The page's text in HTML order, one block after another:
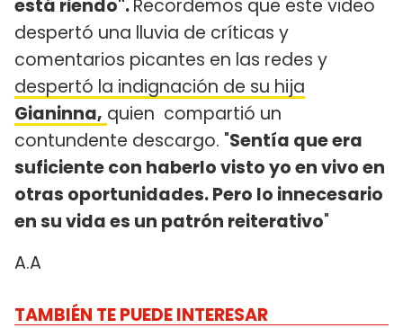
está riendo".Recordemos que este video
despertó una lluvia de críticas y
comentarios picantes en las redes y
despertó la indignación de su hija
Gianinna, quien compartió un
contundente descargo. "Sentía que era
suficiente con haberlo visto yo en vivo en
otras oportunidades. Pero lo innecesario
en su vida es un patrón reiterativo"
A.A
TAMBIÉN TE PUEDE INTERESAR